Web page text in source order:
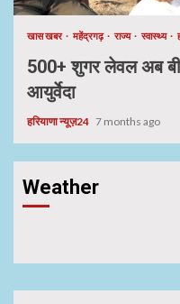
खास खबर महेंद्रगढ़ राज्य स्वास्थ्य
500+ शुगर लेवल अब
आयुर्वेदा
हरियाणा न्यूज़24 7 months ago
Weather